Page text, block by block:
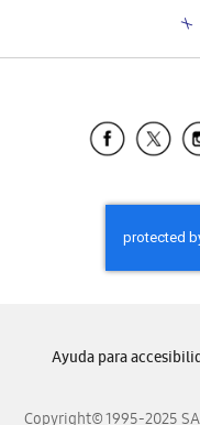
Ayuda para